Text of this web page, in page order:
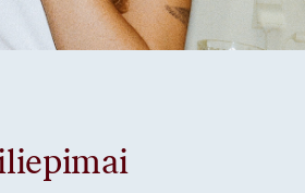
būdas. Neviršykite nustatytos